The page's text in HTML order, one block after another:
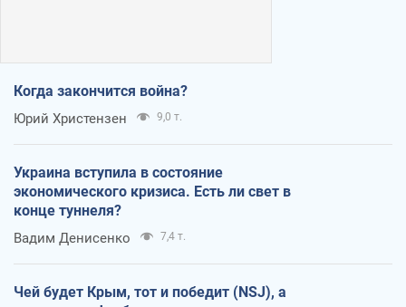
Когда закончится война?
Юрий Христензен 9,0 т.
Украина вступила в состояние
экономического кризиса. Есть ли свет в
конце туннеля?
Вадим Денисенко 7,4 т.
Чей будет Крым, тот и победит (NSJ), а